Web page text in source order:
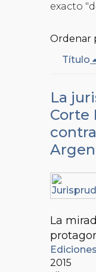
exacto
Ordenar
Título
La
Corte
La
2015